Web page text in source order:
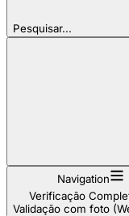
Pesquisar...
Navigation
Verificação
Validação com foto